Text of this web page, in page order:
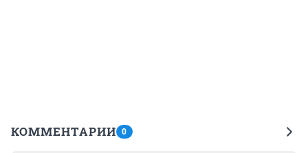
КОММЕНТАРИИ 0